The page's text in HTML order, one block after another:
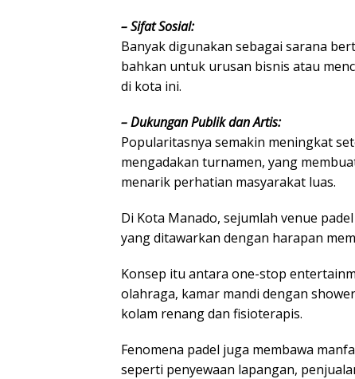
– Sifat Sosial:
Banyak digunakan sebagai sarana
bahkan untuk urusan bisnis atau
di kota ini.
– Dukungan Publik dan Artis:
Popularitasnya semakin meningkat
mengadakan turnamen, yang
menarik perhatian masyarakat luas.
Di Kota Manado, sejumlah venue
yang ditawarkan dengan harapan
Konsep itu antara one-stop
olahraga, kamar mandi dengan
kolam renang dan fisioterapis.
Fenomena padel juga membawa
seperti penyewaan lapangan,